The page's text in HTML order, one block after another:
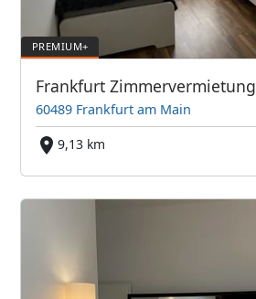
Frankfurt Zimmervermietung
60489 Frankfurt am Main
9,13 km